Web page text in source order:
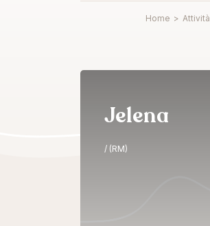
Home > Attività
Jelena
/ (RM)